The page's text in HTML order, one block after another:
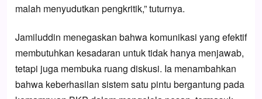
malah menyudutkan pengkritik,” tuturnya.
Jamiluddin menegaskan bahwa komunikasi yang efektif
membutuhkan kesadaran untuk tidak hanya menjawab,
tetapi juga membuka ruang diskusi. Ia menambahkan
bahwa keberhasilan sistem satu pintu bergantung pada